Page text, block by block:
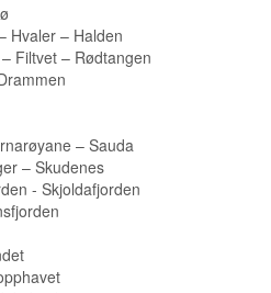
Hvaler – Halden
Filtvet – Rødtangen
– Sauda
– Skudenes
- Skjoldafjorden